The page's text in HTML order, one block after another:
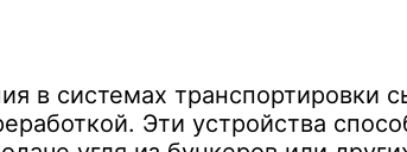
в системах транспортировки
Эти устройства